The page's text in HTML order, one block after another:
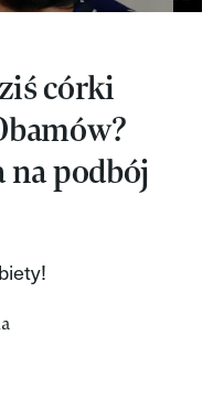
córki
na podbój